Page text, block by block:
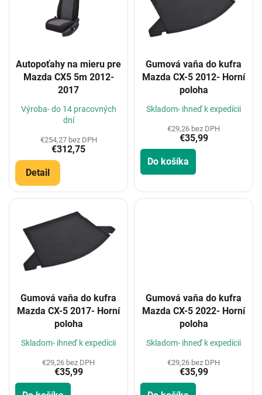
Autopoťahy na mieru pre
Mazda CX5 5m 2012-
2017
Výroba- do 14 pracovných
dní
€254,27 bez DPH
€312,75
Detail
Gumová vaňa do kufra
Mazda CX-5 2012- Horní
poloha
Skladom- ihneď k expedícii
€29,26 bez DPH
€35,99
Do košíka
Gumová vaňa do kufra
Mazda CX-5 2017- Horní
poloha
Skladom- ihneď k expedícii
€29,26 bez DPH
€35,99
Gumová vaňa do kufra
Mazda CX-5 2022- Horní
poloha
Skladom- ihneď k expedícii
€29,26 bez DPH
€35,99